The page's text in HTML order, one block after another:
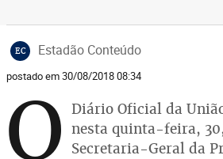
EC Estadão Conteúdo
postado em 30/08/2018 08:34
O Diário Oficial da
nesta quinta-feira,
Secretaria-Geral da